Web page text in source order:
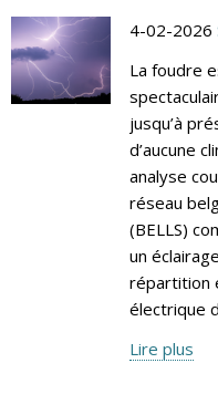
4-02-2026
La foudre
jusqu’à
d’aucune
analyse
réseau
(BELLS)
un
répartition
électrique
Lire plus